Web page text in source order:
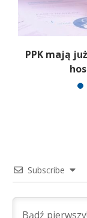
PPK mają
Subscribe